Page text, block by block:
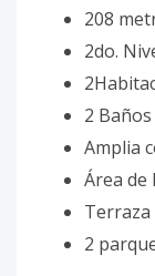
208
2do.
2
Amplia
Área de
Terraza
2